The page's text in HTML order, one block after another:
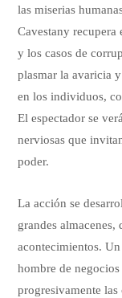
las miserias
Cavestany
y los casos de
plasmar la avaricia
en los individuos,
El espectador se
nerviosas que
poder.
La acción se
grandes
acontecimientos.
hombre de
progresivamente